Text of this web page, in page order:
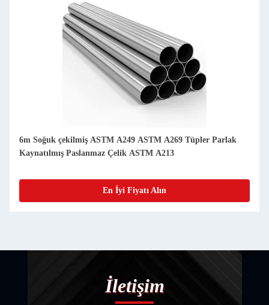
6m Soğuk çekilmiş ASTM A249 ASTM A269 Tüpler Parlak
Kaynatılmış Paslanmaz Çelik ASTM A213
En İyi Fiyatı Alın
İletişim